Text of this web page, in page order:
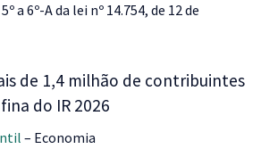
a 6º-A da lei nº 14.754, de 12 de
de 1,4 milhão de contribuintes
do IR 2026
– Economia